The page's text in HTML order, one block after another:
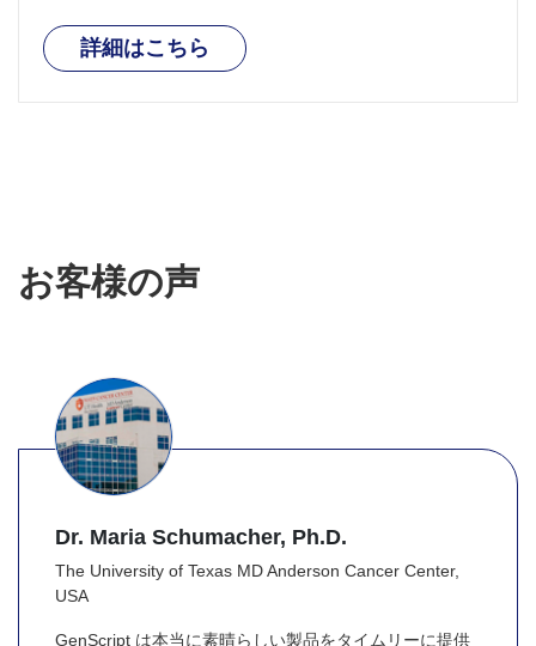
詳細はこちら
お客様の声
Dr. Maria Schumacher, Ph.D.
The University of Texas MD Anderson Cancer Center,
USA
GenScript は本当に素晴らしい製品をタイムリーに提供